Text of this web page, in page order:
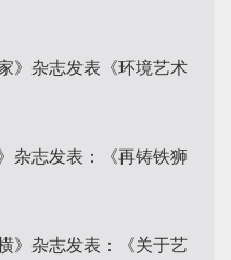
》杂志发表《环境艺术
杂志发表：《再铸铁狮
》杂志发表：《关于艺